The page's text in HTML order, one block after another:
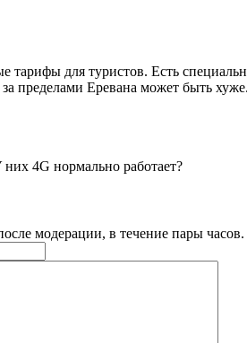
для туристов. Есть
пределами Еревана может быть хуже.
4G нормально работает?
модерации, в течение пары часов.